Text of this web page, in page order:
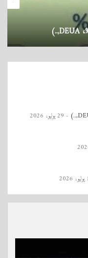
29 يوليو، 2026